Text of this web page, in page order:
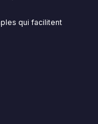
qui facilitent